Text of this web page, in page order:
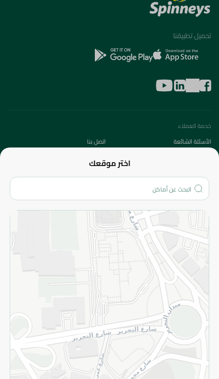
اختر موقعك
تحميل تطبيقنا
خدمة العملاء
الأسئلة الشائعة
اتصل بنا
من نحن؟
الفروع
المزيد
الاسترجاع
سياسة الاستخدام
سياسة الخصوصية
قم بالتسجيل للنشرة
©2026 - Spinneys | جميع الحقوق محفوظة